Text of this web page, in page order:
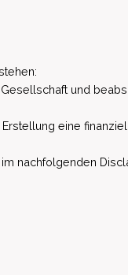
und
eine
nachfolgenden